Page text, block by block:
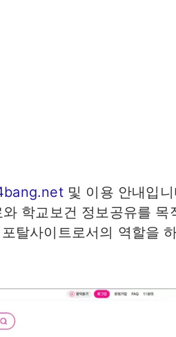
및 이용 안내입
학교보건 정보공유를 목
탈사이트로서의 역할을